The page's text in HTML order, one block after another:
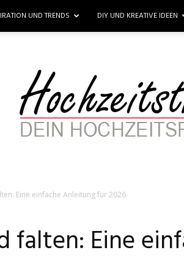
UND TRENDS DIY UND KREATIVE IDEEN
Eine einfache Anleitung für 2026
falten: Eine